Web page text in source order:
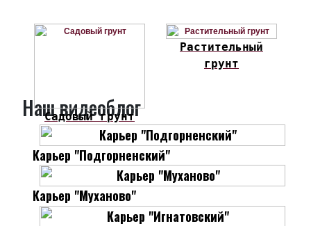
Садовый грунт
Растительный
грунт
Наш видеоблог
Карьер "Подгорненский"
Карьер "Муханово"